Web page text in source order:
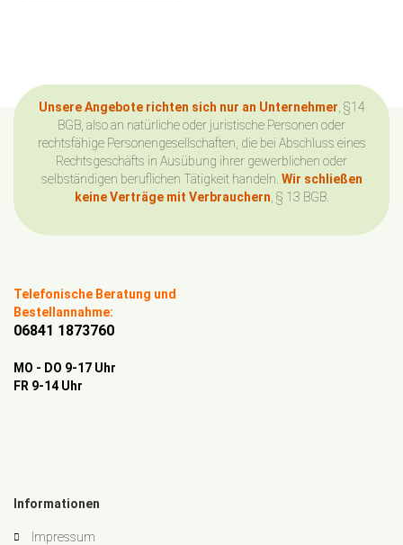
Unsere Angebote richten sich nur an Unternehmer , §14
BGB, also an natürliche oder juristische Personen oder
rechtsfähige Personengesellschaften, die bei Abschluss eines
Rechtsgeschäfts in Ausübung ihrer gewerblichen oder
selbständigen beruflichen Tätigkeit handeln. Wir schließen
keine Verträge mit Verbrauchern , § 13 BGB.
Telefonische Beratung und
Bestellannahme:
06841 1873760
MO - DO 9-17 Uhr
FR 9-14 Uhr
Informationen
Impressum